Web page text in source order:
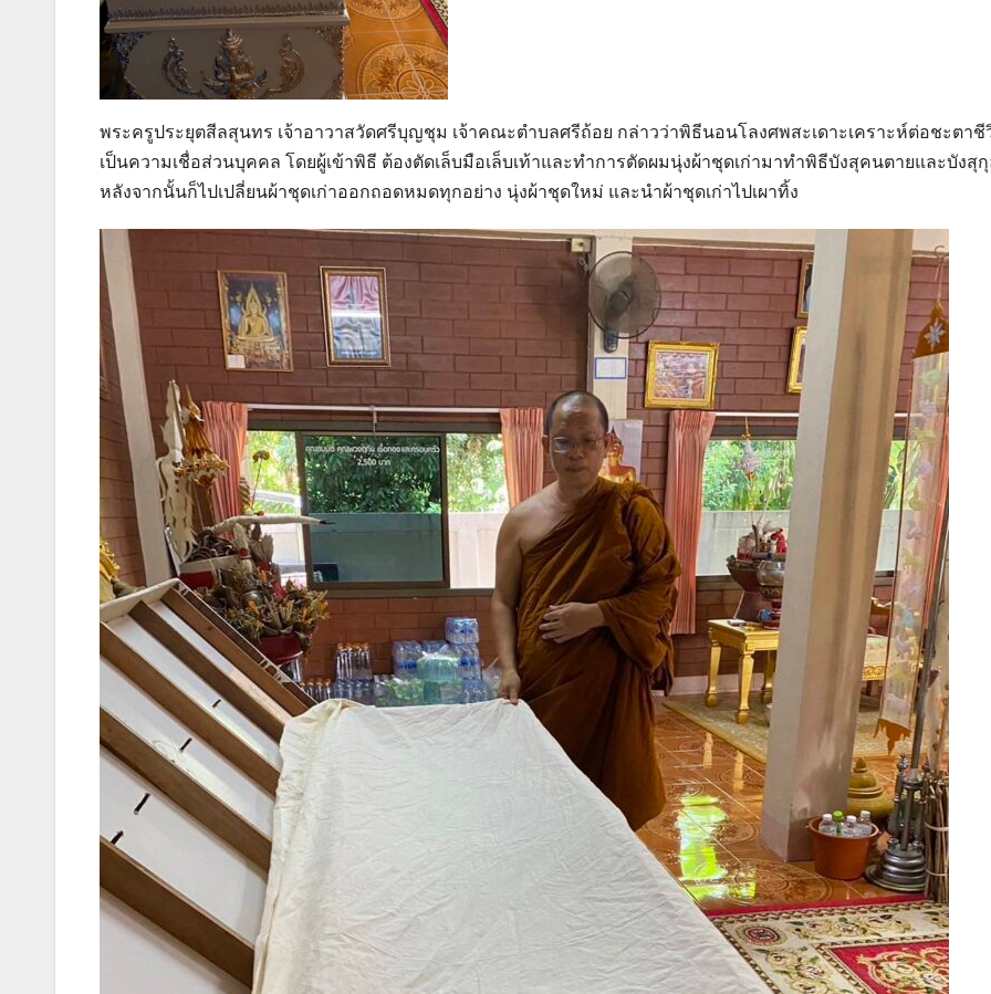
พระครูประยุตสีลสุนทร เจ้าอาวาสวัดศรีบุญชุม เจ้าคณะตำบลศรีถ้อย กล่าวว่าพิธีนอนโลงศพสะเดาะเคราะห์ต่อชะตาชี
เป็นความเชื่อส่วนบุคคล โดยผู้เข้าพิธี ต้องตัดเล็บมือเล็บเท้าและทำการตัดผมนุ่งผ้าชุดเก่ามาทำพิธีบังสุคนตายและบังสุกุ
หลังจากนั้นก็ไปเปลี่ยนผ้าชุดเก่าออกถอดหมดทุกอย่าง นุ่งผ้าชุดใหม่ และนำผ้าชุดเก่าไปเผาทิ้ง